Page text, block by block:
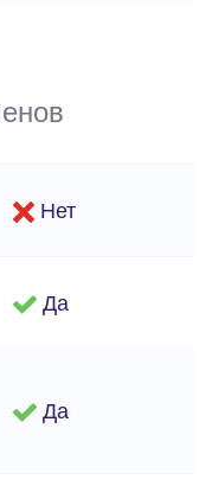
Нет
Да
Да